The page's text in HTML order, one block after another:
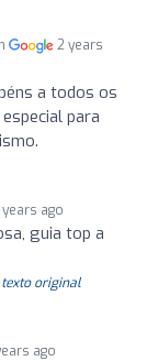
2 years
a todos os
para
years ago
guia top a
texto original
ago